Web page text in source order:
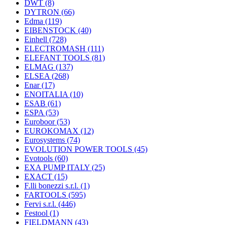
DWT (8)
DYTRON (66)
Edma (119)
EIBENSTOCK (40)
Einhell (728)
ELECTROMASH (111)
ELEFANT TOOLS (81)
ELMAG (137)
ELSEA (268)
Enar(17)
ENOITALIA (10)
ESAB (61)
ESPA (53)
Euroboor(53)
EUROKOMAX (12)
Eurosystems (74)
EVOLUTION POWER TOOLS (45)
Evotools (60)
EXA PUMP ITALY (25)
EXACT (15)
F.lli bonezzi s.r.l. (1)
FARTOOLS (595)
Fervi s.r.l. (446)
Festool (1)
FIELDMANN (43)